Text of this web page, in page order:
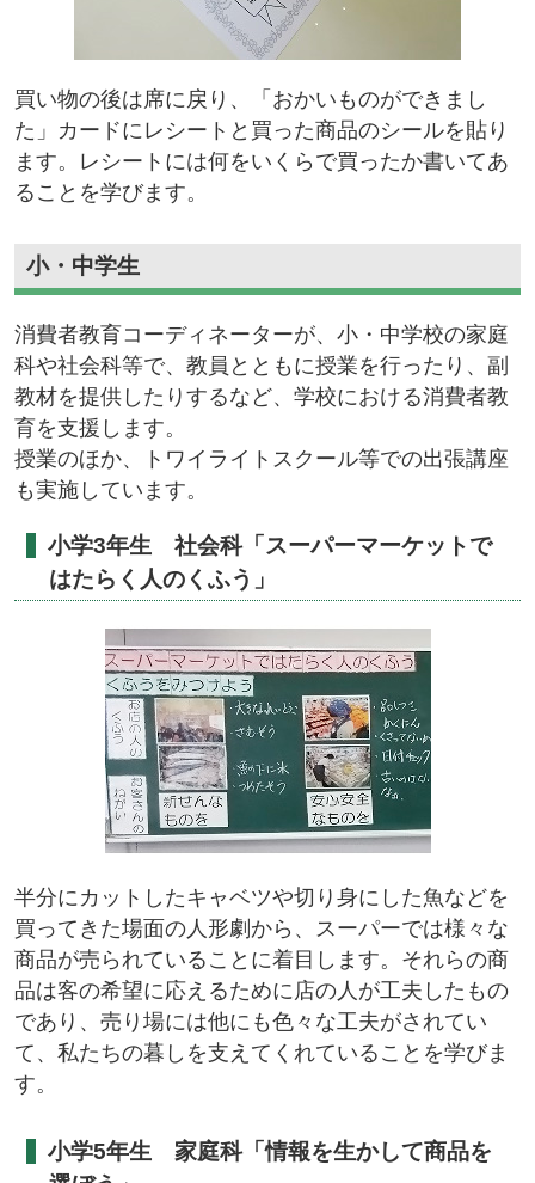
買い物の後は席に戻り、「おかいものができまし
た」カードにレシートと買った商品のシールを貼り
ます。レシートには何をいくらで買ったか書いてあ
ることを学びます。
小・中学生
消費者教育コーディネーターが、小・中学校の家庭
科や社会科等で、教員とともに授業を行ったり、副
教材を提供したりするなど、学校における消費者教
育を支援します。
授業のほか、トワイライトスクール等での出張講座
も実施しています。
小学3年生 社会科「スーパーマーケットで
はたらく人のくふう」
半分にカットしたキャベツや切り身にした魚などを
買ってきた場面の人形劇から、スーパーでは様々な
商品が売られていることに着目します。それらの商
品は客の希望に応えるために店の人が工夫したもの
であり、売り場には他にも色々な工夫がされてい
て、私たちの暮しを支えてくれていることを学びま
す。
小学5年生 家庭科「情報を生かして商品を